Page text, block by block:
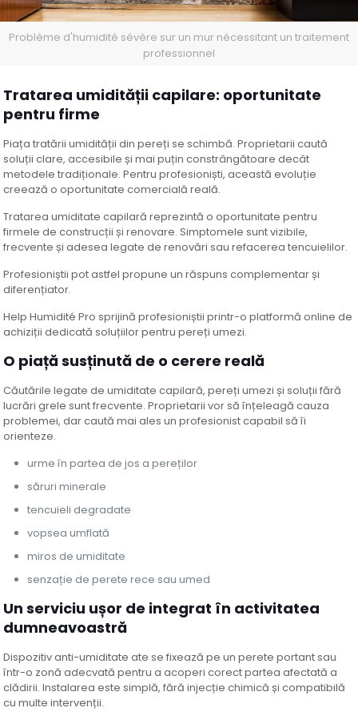
Problème d'humidité sévère sur un mur nécessitant un traitement
professionnel
Tratarea umidității capilare: oportunitate
pentru firme
Piața tratării umidității din pereți se schimbă. Proprietarii caută
soluții clare, accesibile și mai puțin constrângătoare decât
metodele tradiționale. Pentru profesioniști, această evoluție
creează o oportunitate comercială reală.
Tratarea umiditate capilară reprezintă o oportunitate pentru
firmele de construcții și renovare. Simptomele sunt vizibile,
frecvente și adesea legate de renovări sau refacerea tencuielilor.
Profesioniștii pot astfel propune un răspuns complementar și
diferențiator.
Help Humidité Pro sprijină profesioniștii printr-o platformă online de
achiziții dedicată soluțiilor pentru pereți umezi.
O piață susținută de o cerere reală
Căutările legate de umiditate capilară, pereți umezi și soluții fără
lucrări grele sunt frecvente. Proprietarii vor să înțeleagă cauza
problemei, dar caută mai ales un profesionist capabil să îi
orienteze.
urme în partea de jos a pereților
săruri minerale
tencuieli degradate
vopsea umflată
miros de umiditate
senzație de perete rece sau umed
Un serviciu ușor de integrat în activitatea
dumneavoastră
Dispozitiv anti-umiditate ate se fixează pe un perete portant sau
într-o zonă adecvată pentru a acoperi corect partea afectată a
clădirii. Instalarea este simplă, fără injecție chimică și compatibilă
cu multe intervenții.